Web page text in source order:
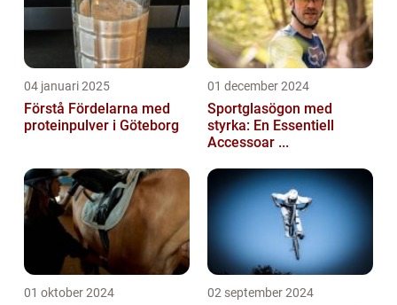
04 januari 2025
Förstå Fördelarna med
proteinpulver i Göteborg
01 december 2024
Sportglasögon med
styrka: En Essentiell
Accessoar ...
01 oktober 2024 02 september 2024